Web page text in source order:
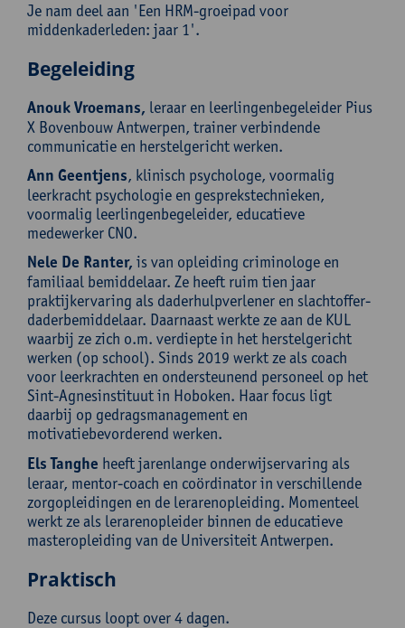
Je nam deel aan 'Een HRM-groeipad voor
middenkaderleden: jaar 1'.
Begeleiding
Anouk Vroemans, leraar en leerlingenbegeleider Pius
X Bovenbouw Antwerpen, trainer verbindende
communicatie en herstelgericht werken.
Ann Geentjens, klinisch psychologe, voormalig
leerkracht psychologie en gesprekstechnieken,
voormalig leerlingenbegeleider, educatieve
medewerker CNO.
Nele De Ranter, is van opleiding criminologe en
familiaal bemiddelaar. Ze heeft ruim tien jaar
praktijkervaring als daderhulpverlener en slachtoffer-
daderbemiddelaar. Daarnaast werkte ze aan de KUL
waarbij ze zich o.m. verdiepte in het herstelgericht
werken (op school). Sinds 2019 werkt ze als coach
voor leerkrachten en ondersteunend personeel op het
Sint-Agnesinstituut in Hoboken. Haar focus ligt
daarbij op gedragsmanagement en
motivatiebevorderend werken.
Els Tanghe heeft jarenlange onderwijservaring als
leraar, mentor-coach en coördinator in verschillende
zorgopleidingen en de lerarenopleiding. Momenteel
werkt ze als lerarenopleider binnen de educatieve
masteropleiding van de Universiteit Antwerpen.
Praktisch
Deze cursus loopt over 4 dagen.